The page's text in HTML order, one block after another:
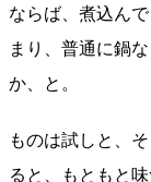
ならば、煮込ん
まり、普通に鍋
か、と。
ものは試しと、
ると、もともと